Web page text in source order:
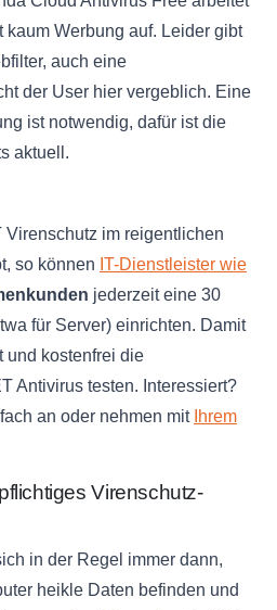
Werbung auf. Leider gibt
auch eine
der User hier vergeblich. Eine
ist notwendig, dafür ist die
aktuell.
im reigentlichen
so können IT-Dienstleister wie
jederzeit eine 30
für Server) einrichten. Damit
und kostenfrei die
Antivirus testen. Interessiert?
an oder nehmen mit Ihrem
Virenschutz-
in der Regel immer dann,
heikle Daten befinden und